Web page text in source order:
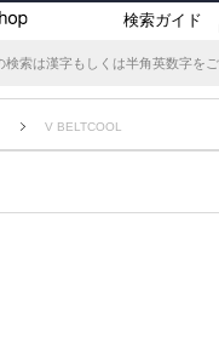
検索ガイド
V BELTCOOL